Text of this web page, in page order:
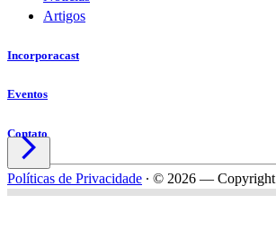
Artigos
Incorporacast
Eventos
Contato

Políticas de Privacidade ∙ © 2026 — Copyright